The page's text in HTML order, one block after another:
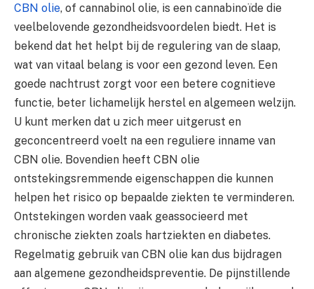
CBN olie, of cannabinol olie, is een cannabinoïde die
veelbelovende gezondheidsvoordelen biedt. Het is
bekend dat het helpt bij de regulering van de slaap,
wat van vitaal belang is voor een gezond leven. Een
goede nachtrust zorgt voor een betere cognitieve
functie, beter lichamelijk herstel en algemeen welzijn.
U kunt merken dat u zich meer uitgerust en
geconcentreerd voelt na een reguliere inname van
CBN olie. Bovendien heeft CBN olie
ontstekingsremmende eigenschappen die kunnen
helpen het risico op bepaalde ziekten te verminderen.
Ontstekingen worden vaak geassocieerd met
chronische ziekten zoals hartziekten en diabetes.
Regelmatig gebruik van CBN olie kan dus bijdragen
aan algemene gezondheidspreventie. De pijnstillende